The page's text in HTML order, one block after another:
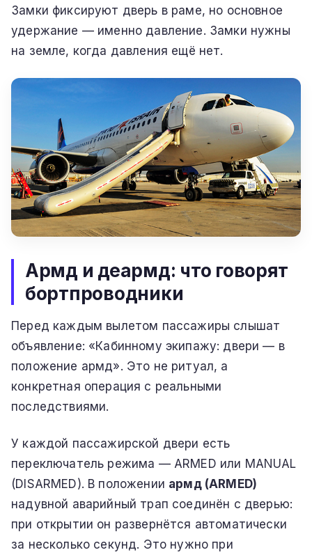
Замки фиксируют дверь в раме, но основное
удержание — именно давление. Замки нужны
на земле, когда давления ещё нет.
Армд и деармд: что говорят
бортпроводники
Перед каждым вылетом пассажиры слышат
объявление: «Кабинному экипажу: двери — в
положение армд». Это не ритуал, а
конкретная операция с реальными
последствиями.
У каждой пассажирской двери есть
переключатель режима — ARMED или MANUAL
(DISARMED). В положении армд (ARMED)
надувной аварийный трап соединён с дверью:
при открытии он развернётся автоматически
за несколько секунд. Это нужно при